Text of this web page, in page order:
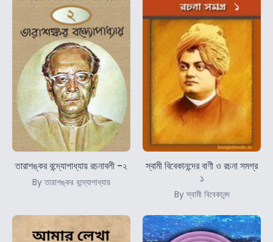
তারাশঙ্কর বন্দ্যোপাধ্যায় রচনাবলী -২
By তারাশঙ্কর বন্দ্যোপাধ্যায়
স্বামী বিবেকানন্দের বাণী ও রচনা সমগ্র
১
By স্বামী বিবেকানন্দ